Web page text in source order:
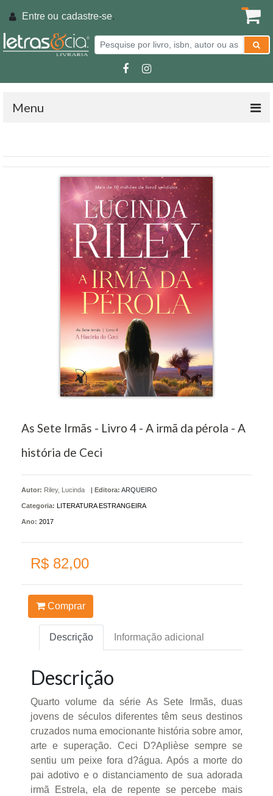
Entre ou cadastre-se.
Menu
As Sete Irmãs - Livro 4 - A irmã da pérola - A
história de Ceci
Autor: Riley, Lucinda | Editora: ARQUEIRO
Categoria: LITERATURA ESTRANGEIRA
Ano: 2017
R$ 82,00
Comprar
Descrição Informação adicional
Descrição
Quarto volume da série As Sete Irmãs, duas
jovens de séculos diferentes têm seus destinos
cruzados numa emocionante história sobre amor,
arte e superação. Ceci D?Aplièse sempre se
sentiu um peixe fora d?água. Após a morte do
pai adotivo e o distanciamento de sua adorada
irmã Estrela, ela de repente se percebe mais